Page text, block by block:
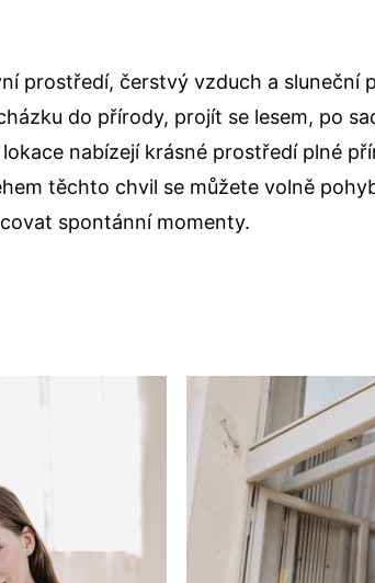
prostředí, čerstvý vzduch a sluneční
do přírody, projít se lesem, po
nabízejí krásné prostředí plné
těchto chvil se můžete volně
spontánní momenty.